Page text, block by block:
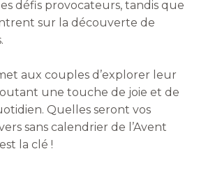
défis provocateurs, tandis que
sur la découverte de
aux couples d’explorer leur
une touche de joie et de
Quelles seront vos
sans calendrier de l’Avent
la clé !